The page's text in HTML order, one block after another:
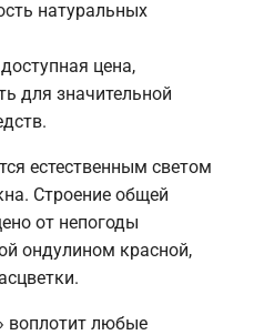
натуральных
цена,
для значительной
естественным светом
Строение общей
от непогоды
ондулином красной,
воплотит любые